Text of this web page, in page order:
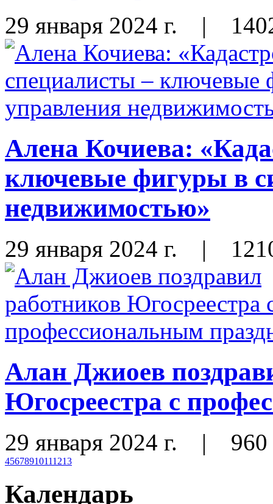
29 января 2024 г. |
Алена Кочиева:
ключевые фигуры в
недвижимостью»
29 января 2024 г. |
Алан Джиоев
Югосреестра с
29 января 2024 г. | 960
45678910111213
Календарь